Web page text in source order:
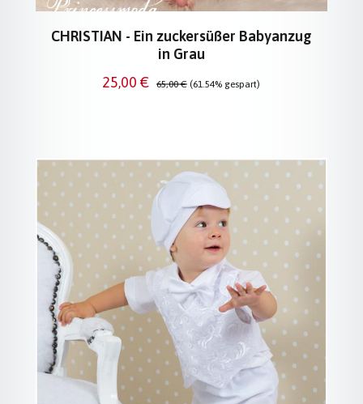
CHRISTIAN - Ein zuckersüßer Babyanzug
in Grau
Verkaufspreis:
25,00 € Regulärer Preis:
65,00 € (61.54% gespart)